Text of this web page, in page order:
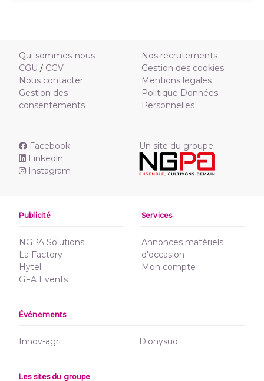
Qui sommes-nous
CGU / CGV
Nous contacter
Gestion des
consentements
Nos recrutements
Gestion des cookies
Mentions légales
Politique Données
Personnelles
Facebook
Linkedln
Instagram
Un site du groupe
Publicité
NGPA Solutions
La Factory
Hytel
GFA Events
Services
Annonces matériels
d'occasion
Mon compte
Événements
Innov-agri Dionysud
Les sites du groupe